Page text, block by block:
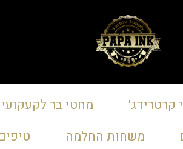
קרטרידג' מחטי בר
משחות החלמה